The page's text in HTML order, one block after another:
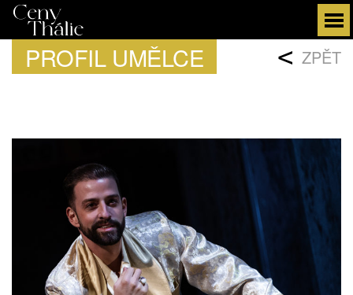
PROFIL UMĚLCE < ZPĚT